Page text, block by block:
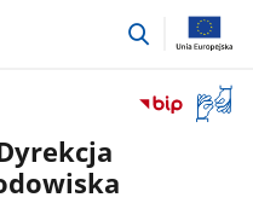
przejdź
okno